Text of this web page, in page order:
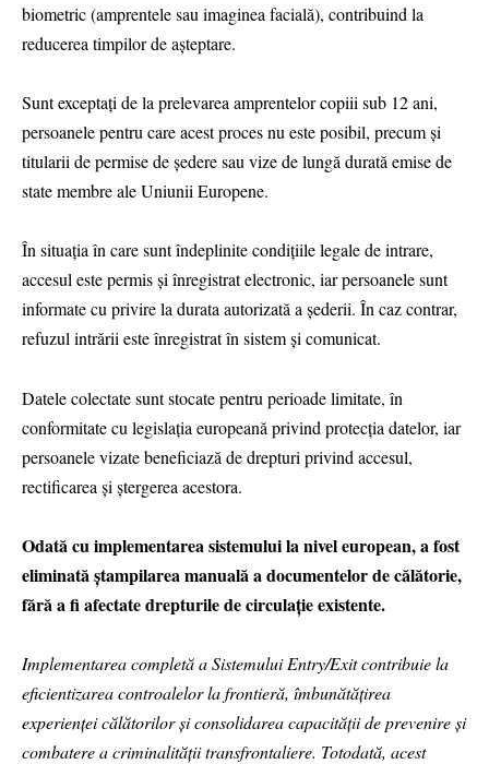
biometric (amprentele sau imaginea facială), contribuind la
reducerea timpilor de așteptare.
Sunt exceptați de la prelevarea amprentelor copiii sub 12 ani,
persoanele pentru care acest proces nu este posibil, precum și
titularii de permise de ședere sau vize de lungă durată emise de
state membre ale Uniunii Europene.
În situația în care sunt îndeplinite condițiile legale de intrare,
accesul este permis și înregistrat electronic, iar persoanele sunt
informate cu privire la durata autorizată a șederii. În caz contrar,
refuzul intrării este înregistrat în sistem și comunicat.
Datele colectate sunt stocate pentru perioade limitate, în
conformitate cu legislația europeană privind protecția datelor, iar
persoanele vizate beneficiază de drepturi privind accesul,
rectificarea și ștergerea acestora.
Odată cu implementarea sistemului la nivel european, a fost
eliminată ștampilarea manuală a documentelor de călătorie,
fără a fi afectate drepturile de circulație existente.
Implementarea completă a Sistemului Entry/Exit contribuie la
eficientizarea controalelor la frontieră, îmbunătățirea
experienței călătorilor și consolidarea capacității de prevenire și
combatere a criminalității transfrontaliere. Totodată, acest